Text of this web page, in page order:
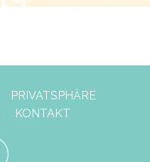
PRIVATSPHÄRE
KONTAKT